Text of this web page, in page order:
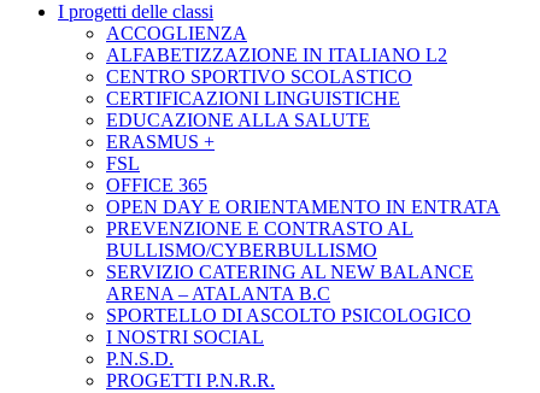
I progetti delle classi
ACCOGLIENZA
ALFABETIZZAZIONE IN ITALIANO L2
CENTRO SPORTIVO SCOLASTICO
CERTIFICAZIONI LINGUISTICHE
EDUCAZIONE ALLA SALUTE
ERASMUS +
FSL
OFFICE 365
OPEN DAY E ORIENTAMENTO IN ENTRATA
PREVENZIONE E CONTRASTO AL
BULLISMO/CYBERBULLISMO
SERVIZIO CATERING AL NEW BALANCE
ARENA – ATALANTA B.C
SPORTELLO DI ASCOLTO PSICOLOGICO
I NOSTRI SOCIAL
P.N.S.D.
PROGETTI P.N.R.R.